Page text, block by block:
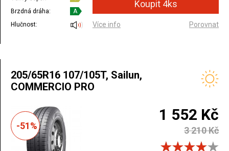
Brzdná dráha:
A
Hlučnost:
Více info Porovnat
205/65R16 107/105T, Sailun,
COMMERCIO PRO
-51%
1 552 Kč
3 210 Kč